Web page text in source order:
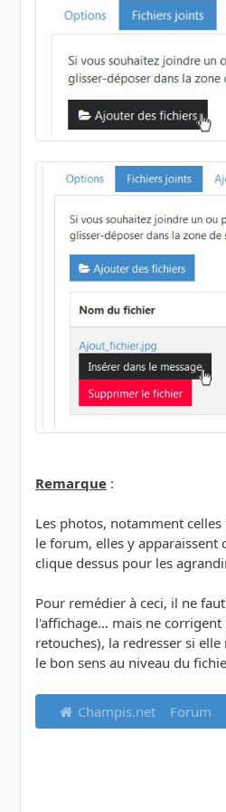
Remarque :
Les photos, notamment
le forum, elles y apparaissent
clique dessus pour les
Pour remédier à ceci, il ne
l'affichage... mais ne
retouches), la redresser si
le bon sens au niveau du
Champis.net Forum